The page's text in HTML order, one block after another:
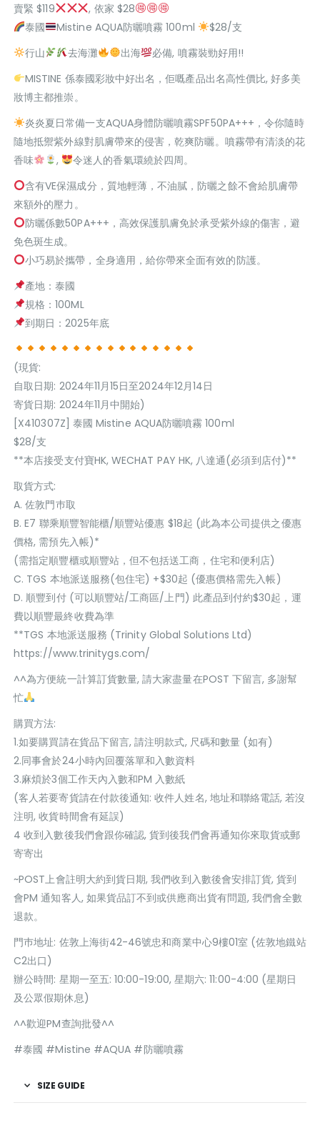
賣緊 $119
, 依家 $28
泰國
Mistine AQUA防曬噴霧 100ml
$28/支
行山
去海灘 出海
必備, 噴霧裝勁好用!!
MISTINE 係泰國彩妝中好出名，佢嘅產品出名高性價比, 好多美
妝博主都推崇。
炎炎夏日常備一支AQUA身體防曬噴霧SPF50PA+++，令你隨時
隨地抵禦紫外線對肌膚帶來的侵害，乾爽防曬。噴霧帶有清淡的花
香味
,
令迷人的香氣環繞於四周。
含有VE保濕成分，質地輕薄，不油膩，防曬之餘不會給肌膚帶
來額外的壓力。
防曬係數50PA+++，高效保護肌膚免於承受紫外線的傷害，避
免色斑生成。
小巧易於攜帶，全身適用，給你帶來全面有效的防護。
產地：泰國
規格：100ML
到期日：2025年底
(現貨:
自取日期: 2024年11月15日至2024年12月14日
寄貨日期: 2024年11月中開始)
[X410307Z] 泰國 Mistine AQUA防曬噴霧 100ml
$28/支
**本店接受支付寶HK, WECHAT PAY HK, 八達通(必須到店付)**
取貨方式:
A. 佐敦門巿取
B. E7 聯乘順豐智能櫃/順豐站優惠 $18起 (此為本公司提供之優惠
價格, 需預先入帳)*
(需指定順豐櫃或順豐站，但不包括送工商，住宅和便利店)
C. TGS 本地派送服務(包住宅) +$30起 (優惠價格需先入帳)
D. 順豐到付 (可以順豐站/工商區/上門) 此產品到付約$30起，運
費以順豐最終收費為準
**TGS 本地派送服務 (Trinity Global Solutions Ltd)
https://www.trinitygs.com/
^^為方便統一計算訂貨數量, 請大家盡量在POST 下留言, 多謝幫
忙
購買方法:
1.如要購買請在貨品下留言, 請注明款式, 尺碼和數量 (如有)
2.同事會於24小時內回覆落單和入數資料
3.麻煩於3個工作天內入數和PM 入數紙
(客人若要寄貨請在付款後通知: 收件人姓名, 地址和聯絡電話, 若沒
注明, 收貨時間會有延誤)
4 收到入數後我們會跟你確認, 貨到後我們會再通知你來取貨或郵
寄寄出
~POST上會註明大約到貨日期, 我們收到入數後會安排訂貨, 貨到
會PM 通知客人, 如果貨品訂不到或供應商出貨有問題, 我們會全數
退款。
門巿地址: 佐敦上海街42-46號忠和商業中心9樓01室 (佐敦地鐵站
C2出口)
辦公時間: 星期一至五: 10:00-19:00, 星期六: 11:00-4:00 (星期日
及公眾假期休息)
^^歡迎PM查詢批發^^
#泰國 #Mistine #AQUA #防曬噴霧
SIZE GUIDE